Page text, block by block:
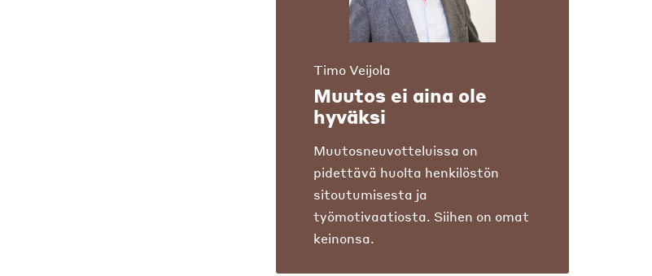
Timo Veijola
Muutos ei aina ole
hyväksi
Muutosneuvotteluissa on
pidettävä huolta henkilöstön
sitoutumisesta ja
työmotivaatiosta. Siihen on omat
keinonsa.